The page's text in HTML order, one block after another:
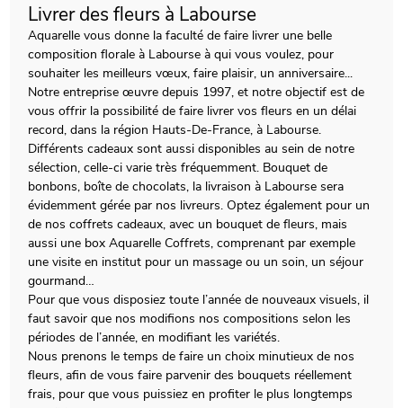
Livrer des fleurs à Labourse
Aquarelle vous donne la faculté de faire livrer une belle
composition florale à Labourse à qui vous voulez, pour
souhaiter les meilleurs vœux, faire plaisir, un anniversaire...
Notre entreprise œuvre depuis 1997, et notre objectif est de
vous offrir la possibilité de faire livrer vos fleurs en un délai
record, dans la région Hauts-De-France, à Labourse.
Différents cadeaux sont aussi disponibles au sein de notre
sélection, celle-ci varie très fréquemment. Bouquet de
bonbons, boîte de chocolats, la livraison à Labourse sera
évidemment gérée par nos livreurs. Optez également pour un
de nos coffrets cadeaux, avec un bouquet de fleurs, mais
aussi une box Aquarelle Coffrets, comprenant par exemple
une visite en institut pour un massage ou un soin, un séjour
gourmand…
Pour que vous disposiez toute l’année de nouveaux visuels, il
faut savoir que nos modifions nos compositions selon les
périodes de l’année, en modifiant les variétés.
Nous prenons le temps de faire un choix minutieux de nos
fleurs, afin de vous faire parvenir des bouquets réellement
frais, pour que vous puissiez en profiter le plus longtemps